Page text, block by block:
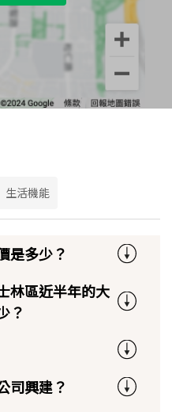
生活機能
是多少？
林區近半年的大
？
司興建？